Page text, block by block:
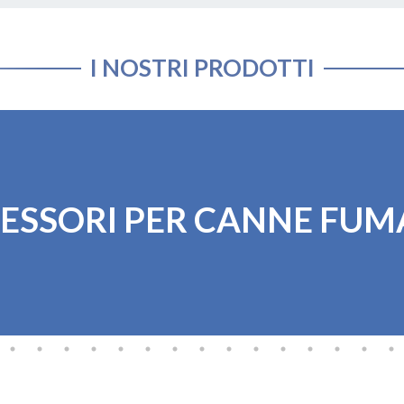
I NOSTRI PRODOTTI
PER CANNE